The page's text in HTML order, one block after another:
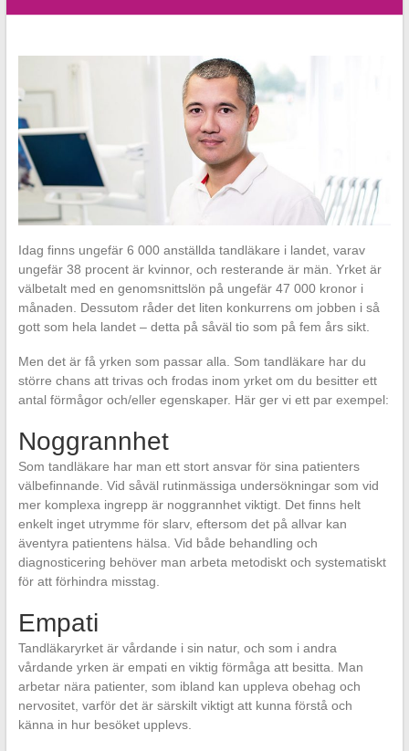
Idag finns ungefär 6 000 anställda tandläkare i landet, varav
ungefär 38 procent är kvinnor, och resterande är män. Yrket är
välbetalt med en genomsnittslön på ungefär 47 000 kronor i
månaden. Dessutom råder det liten konkurrens om jobben i så
gott som hela landet – detta på såväl tio som på fem års sikt.
Men det är få yrken som passar alla. Som tandläkare har du
större chans att trivas och frodas inom yrket om du besitter ett
antal förmågor och/eller egenskaper. Här ger vi ett par exempel:
Noggrannhet
Som tandläkare har man ett stort ansvar för sina patienters
välbefinnande. Vid såväl rutinmässiga undersökningar som vid
mer komplexa ingrepp är noggrannhet viktigt. Det finns helt
enkelt inget utrymme för slarv, eftersom det på allvar kan
äventyra patientens hälsa. Vid både behandling och
diagnosticering behöver man arbeta metodiskt och systematiskt
för att förhindra misstag.
Empati
Tandläkaryrket är vårdande i sin natur, och som i andra
vårdande yrken är empati en viktig förmåga att besitta. Man
arbetar nära patienter, som ibland kan uppleva obehag och
nervositet, varför det är särskilt viktigt att kunna förstå och
känna in hur besöket upplevs.